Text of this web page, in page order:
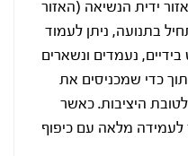
ידית הנשיאה (האזור
בתנועה, ניתן לעמוד
נעמדים ונשארים
תוך כדי שמכניסים את
היציבות. כאשר
לעמידה מלאה עם כיפוף